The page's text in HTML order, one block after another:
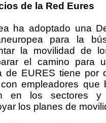
de la Red Eures
ha adoptado una
para la
la movilidad de
el camino para
de EURES tiene por
empleadores que
en los sectores
los planes de